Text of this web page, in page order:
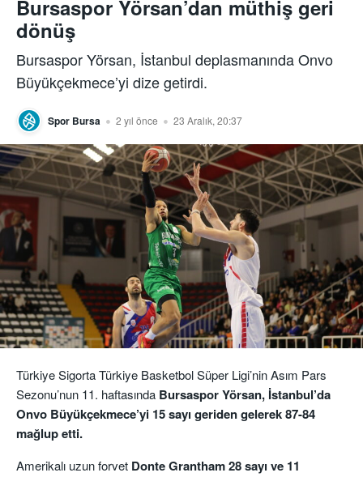
Bursaspor Yörsan’dan müthiş geri
dönüş
Bursaspor Yörsan, İstanbul deplasmanında Onvo
Büyükçekmece’yi dize getirdi.
Spor Bursa 2 yıl önce 23 Aralık, 20:37
Türkiye Sigorta Türkiye Basketbol Süper Ligi’nin Asım Pars
Sezonu’nun 11. haftasında Bursaspor Yörsan, İstanbul’da
Onvo Büyükçekmece’yi 15 sayı geriden gelerek 87-84
mağlup etti.
Amerikalı uzun forvet Donte Grantham 28 sayı ve 11